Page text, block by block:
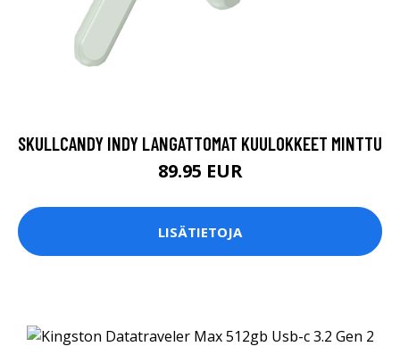
SKULLCANDY INDY LANGATTOMAT KUULOKKEET MINTTU
89.95 EUR
LISÄTIETOJA